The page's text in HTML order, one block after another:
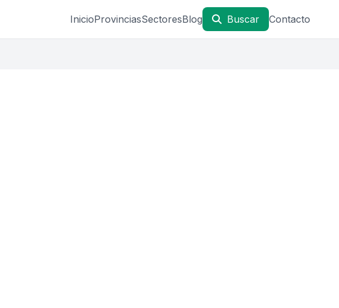
InicioProvinciasSectoresBlog Buscar Contacto